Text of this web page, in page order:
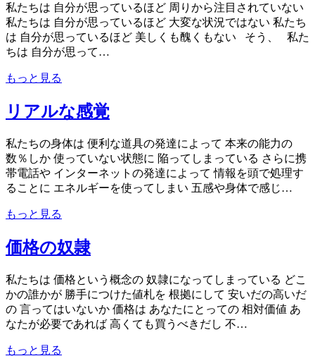
私たちは 自分が思っているほど 周りから注目されていない
私たちは 自分が思っているほど 大変な状況ではない 私たち
は 自分が思っているほど 美しくも醜くもない そう、 私た
ちは 自分が思って…
もっと見る
リアルな感覚
私たちの身体は 便利な道具の発達によって 本来の能力の
数％しか 使っていない状態に 陥ってしまっている さらに携
帯電話や インターネットの発達によって 情報を頭で処理す
ることに エネルギーを使ってしまい 五感や身体で感じ…
もっと見る
価格の奴隷
私たちは 価格という概念の 奴隷になってしまっている どこ
かの誰かが 勝手につけた値札を 根拠にして 安いだの高いだ
の 言ってはいないか 価格は あなたにとっての 相対価値 あ
なたが必要であれば 高くても買うべきだし 不…
もっと見る